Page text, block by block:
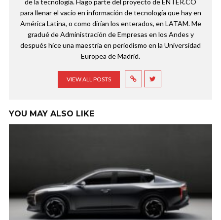
para llenar el vacío en información de tecnología que hay en
América Latina, o como dirían los enterados, en LATAM. Me
gradué de Administración de Empresas en los Andes y
después hice una maestría en periodismo en la Universidad
Europea de Madrid.
VIEW ALL POSTS
YOU MAY ALSO LIKE